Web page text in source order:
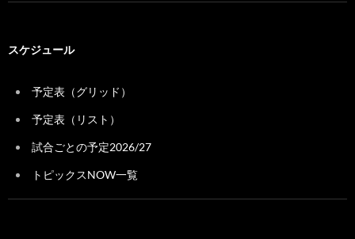
スケジュール
予定表（グリッド）
予定表（リスト）
試合ごとの予定2026/27
トピックスNOW一覧